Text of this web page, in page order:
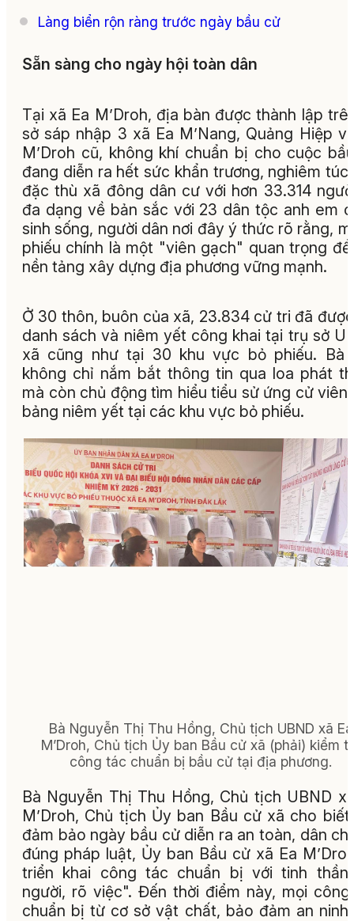
Làng biển rộn ràng trước ngày bầu cử
Sẵn sàng cho ngày hội toàn dân
Tại xã Ea M’Droh, địa bàn được thành lập
sở sáp nhập 3 xã Ea M’Nang, Quảng Hiệp
M’Droh cũ, không khí chuẩn bị cho cuộc
đang diễn ra hết sức khẩn trương, nghiêm
đặc thù xã đông dân cư với hơn 33.314
đa dạng về bản sắc với 23 dân tộc anh em
sinh sống, người dân nơi đây ý thức rõ rằng,
phiếu chính là một "viên gạch" quan trọng
nền tảng xây dựng địa phương vững mạnh.
Ở 30 thôn, buôn của xã, 23.834 cử tri đã
danh sách và niêm yết công khai tại trụ sở
xã cũng như tại 30 khu vực bỏ phiếu. Bà
không chỉ nắm bắt thông tin qua loa phát
mà còn chủ động tìm hiểu tiểu sử ứng cử viên
bảng niêm yết tại các khu vực bỏ phiếu.
Bà Nguyễn Thị Thu Hồng, Chủ tịch UBND xã Ea
M’Droh, Chủ tịch Ủy ban Bầu cử xã (phải) kiểm
công tác chuẩn bị bầu cử tại địa phương.
Bà Nguyễn Thị Thu Hồng, Chủ tịch UBND
M’Droh, Chủ tịch Ủy ban Bầu cử xã cho
đảm bảo ngày bầu cử diễn ra an toàn, dân
đúng pháp luật, Ủy ban Bầu cử xã Ea
triển khai công tác chuẩn bị với tinh
người, rõ việc". Đến thời điểm này, mọi
chuẩn bị từ cơ sở vật chất, bảo đảm an ninh